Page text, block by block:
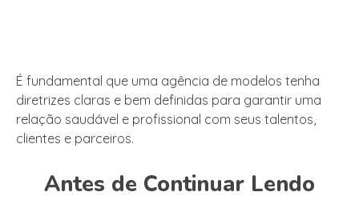
É fundamental que uma agência de modelos tenha
diretrizes claras e bem definidas para garantir uma
relação saudável e profissional com seus talentos,
clientes e parceiros.
Antes de Continuar Lendo